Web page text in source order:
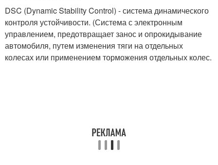
DSC (Dynamic Stability Control) - система динамического
контроля устойчивости. (Система с электронным
управлением, предотвращает занос и опрокидывание
автомобиля, путем изменения тяги на отдельных
колесах или применением торможения отдельных колес.